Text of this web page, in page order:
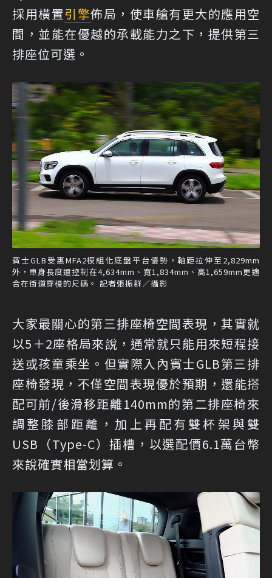
採用橫置引擎佈局，使車艙有更大的應用空
間，並能在優越的承載能力之下，提供第三
排座位可選。
賓士GLB受惠MFA2模組化底盤平台優勢，軸距拉伸至2,829mm
外，車身長度還控制在4,634mm、寬1,834mm、高1,659mm更適
合在街道穿梭的尺碼。 記者張振群／攝影
大家最關心的第三排座椅空間表現，其實就
以5＋2座格局來說，通常就只能用來短程接
送或孩童乘坐。但實際入內賓士GLB第三排
座椅發現，不僅空間表現優於預期，還能搭
配可前/後滑移距離140mm的第二排座椅來
調整膝部距離，加上再配有雙杯架與雙
USB（Type-C）插槽，以選配價6.1萬台幣
來說確實相當划算。